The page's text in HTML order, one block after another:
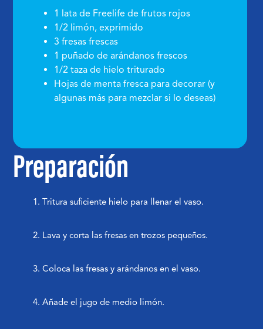
1 lata de Freelife de frutos rojos
1/2 limón, exprimido
3 fresas frescas
1 puñado de arándanos frescos
1/2 taza de hielo triturado
Hojas de menta fresca para decorar (y
algunas más para mezclar si lo deseas)
Preparación
Tritura suficiente hielo para llenar el vaso.
Lava y corta las fresas en trozos pequeños.
Coloca las fresas y arándanos en el vaso.
Añade el jugo de medio limón.